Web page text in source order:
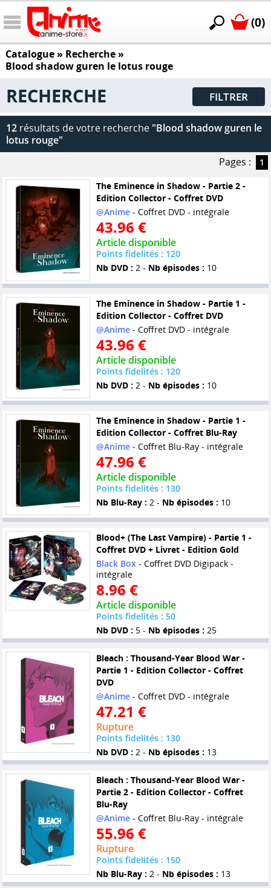
(0)
Catalogue» Recherche »
Blood shadow guren le lotus rouge
RECHERCHE FILTRER
12 résultats de votre recherche "Blood shadow guren le
lotus rouge"
Pages :
1
The Eminence in Shadow - Partie 2 -
Edition Collector - Coffret DVD
@Anime- Coffret DVD - intégrale
43.96 €
Article disponible
Points fidelités : 120
Nb DVD : 2 - Nb épisodes : 10
The Eminence in Shadow - Partie 1 -
Edition Collector - Coffret DVD
@Anime- Coffret DVD - intégrale
43.96 €
Article disponible
Points fidelités : 120
Nb DVD : 2 - Nb épisodes : 10
The Eminence in Shadow - Partie 1 -
Edition Collector - Coffret Blu-Ray
@Anime- Coffret Blu-Ray - intégrale
47.96 €
Article disponible
Points fidelités : 130
Nb Blu-Ray : 2 - Nb épisodes : 10
Blood+ (The Last Vampire) - Partie 1 -
Coffret DVD + Livret - Edition Gold
Black Box - Coffret DVD Digipack -
intégrale
8.96 €
Article disponible
Points fidelités : 50
Nb DVD : 5 - Nb épisodes : 25
Bleach : Thousand-Year Blood War -
Partie 1 - Edition Collector - Coffret
DVD
@Anime- Coffret DVD - intégrale
47.21 €
Rupture
Points fidelités : 130
Nb DVD : 2 - Nb épisodes : 13
Bleach : Thousand-Year Blood War -
Partie 2 - Edition Collector - Coffret
Blu-Ray
@Anime- Coffret Blu-Ray - intégrale
55.96 €
Rupture
Points fidelités : 150
Nb Blu-Ray : 2 - Nb épisodes : 13